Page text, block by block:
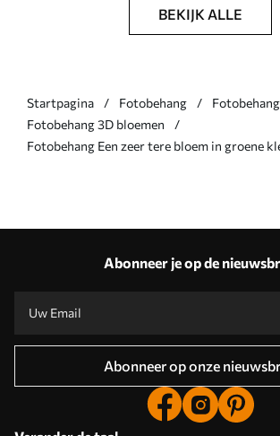
BEKIJK ALLE
Startpagina Fotobehang
Fotobehang 3D bloemen
Fotobehang Een zeer tere bloem in groene
Abonneer je op de
Abonneer op onze